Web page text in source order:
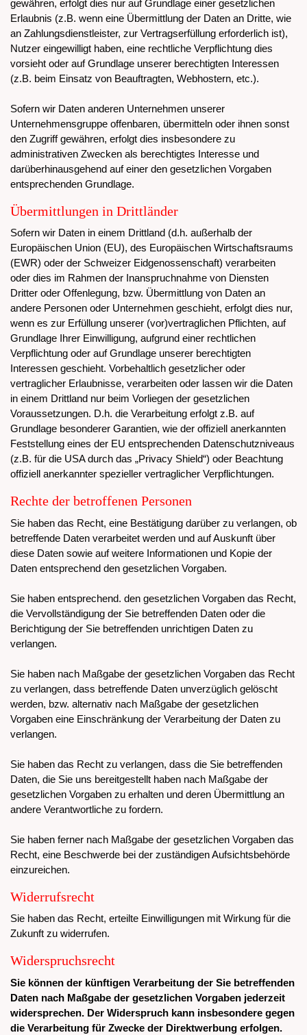
gewähren, erfolgt dies nur auf Grundlage einer gesetzlichen
Erlaubnis (z.B. wenn eine Übermittlung der Daten an Dritte, wie
an Zahlungsdienstleister, zur Vertragserfüllung erforderlich ist),
Nutzer eingewilligt haben, eine rechtliche Verpflichtung dies
vorsieht oder auf Grundlage unserer berechtigten Interessen
(z.B. beim Einsatz von Beauftragten, Webhostern, etc.).
Sofern wir Daten anderen Unternehmen unserer
Unternehmensgruppe offenbaren, übermitteln oder ihnen sonst
den Zugriff gewähren, erfolgt dies insbesondere zu
administrativen Zwecken als berechtigtes Interesse und
darüberhinausgehend auf einer den gesetzlichen Vorgaben
entsprechenden Grundlage.
Übermittlungen in Drittländer
Sofern wir Daten in einem Drittland (d.h. außerhalb der
Europäischen Union (EU), des Europäischen Wirtschaftsraums
(EWR) oder der Schweizer Eidgenossenschaft) verarbeiten
oder dies im Rahmen der Inanspruchnahme von Diensten
Dritter oder Offenlegung, bzw. Übermittlung von Daten an
andere Personen oder Unternehmen geschieht, erfolgt dies nur,
wenn es zur Erfüllung unserer (vor)vertraglichen Pflichten, auf
Grundlage Ihrer Einwilligung, aufgrund einer rechtlichen
Verpflichtung oder auf Grundlage unserer berechtigten
Interessen geschieht. Vorbehaltlich gesetzlicher oder
vertraglicher Erlaubnisse, verarbeiten oder lassen wir die Daten
in einem Drittland nur beim Vorliegen der gesetzlichen
Voraussetzungen. D.h. die Verarbeitung erfolgt z.B. auf
Grundlage besonderer Garantien, wie der offiziell anerkannten
Feststellung eines der EU entsprechenden Datenschutzniveaus
(z.B. für die USA durch das „Privacy Shield“) oder Beachtung
offiziell anerkannter spezieller vertraglicher Verpflichtungen.
Rechte der betroffenen Personen
Sie haben das Recht, eine Bestätigung darüber zu verlangen, ob
betreffende Daten verarbeitet werden und auf Auskunft über
diese Daten sowie auf weitere Informationen und Kopie der
Daten entsprechend den gesetzlichen Vorgaben.
Sie haben entsprechend. den gesetzlichen Vorgaben das Recht,
die Vervollständigung der Sie betreffenden Daten oder die
Berichtigung der Sie betreffenden unrichtigen Daten zu
verlangen.
Sie haben nach Maßgabe der gesetzlichen Vorgaben das Recht
zu verlangen, dass betreffende Daten unverzüglich gelöscht
werden, bzw. alternativ nach Maßgabe der gesetzlichen
Vorgaben eine Einschränkung der Verarbeitung der Daten zu
verlangen.
Sie haben das Recht zu verlangen, dass die Sie betreffenden
Daten, die Sie uns bereitgestellt haben nach Maßgabe der
gesetzlichen Vorgaben zu erhalten und deren Übermittlung an
andere Verantwortliche zu fordern.
Sie haben ferner nach Maßgabe der gesetzlichen Vorgaben das
Recht, eine Beschwerde bei der zuständigen Aufsichtsbehörde
einzureichen.
Widerrufsrecht
Sie haben das Recht, erteilte Einwilligungen mit Wirkung für die
Zukunft zu widerrufen.
Widerspruchsrecht
Sie können der künftigen Verarbeitung der Sie betreffenden
Daten nach Maßgabe der gesetzlichen Vorgaben jederzeit
widersprechen. Der Widerspruch kann insbesondere gegen
die Verarbeitung für Zwecke der Direktwerbung erfolgen.